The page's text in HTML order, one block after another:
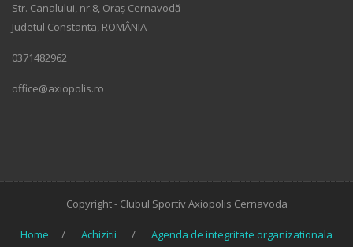
Str. Canalului, nr.8, Oraș Cernavodă
Judetul Constanta, ROMÂNIA
0371482962
office@axiopolis.ro
Copyright - Clubul Sportiv Axiopolis Cernavoda
Home Achizitii Agenda de integritate organizationala